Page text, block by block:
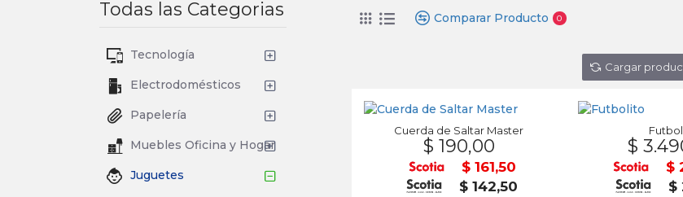
Todas las Categorias
Tecnología
Electrodomésticos
Papelería
Muebles Oficina y Hogar
Juguetes
Comparar Producto 0
Cargar
Cuerda de Saltar Master
$ 190,00
$ 161,50
$ 142,50
$
$
$